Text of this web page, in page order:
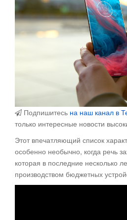
Подпишитесь на наш канал в
только интересные новости
Этот впечатляющий список
особенно необычно, когда речь
которая в последние несколько
производством бюджетных